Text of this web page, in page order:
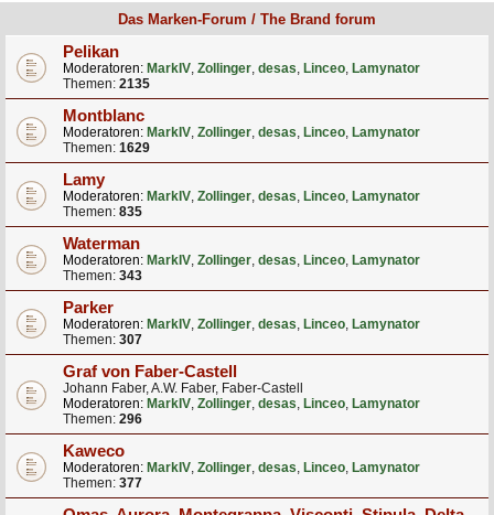
Das Marken-Forum / The Brand forum
Pelikan
Moderatoren: MarkIV, Zollinger, desas, Linceo, Lamynator
Themen: 2135
Montblanc
Moderatoren: MarkIV, Zollinger, desas, Linceo, Lamynator
Themen: 1629
Lamy
Moderatoren: MarkIV, Zollinger, desas, Linceo, Lamynator
Themen: 835
Waterman
Moderatoren: MarkIV, Zollinger, desas, Linceo, Lamynator
Themen: 343
Parker
Moderatoren: MarkIV, Zollinger, desas, Linceo, Lamynator
Themen: 307
Graf von Faber-Castell
Johann Faber, A.W. Faber, Faber-Castell
Moderatoren: MarkIV, Zollinger, desas, Linceo, Lamynator
Themen: 296
Kaweco
Moderatoren: MarkIV, Zollinger, desas, Linceo, Lamynator
Themen: 377